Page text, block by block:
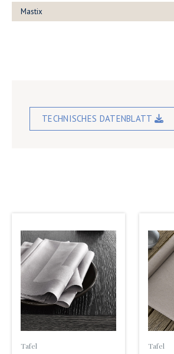
Mastix
TECHNISCHES DATENBLATT
Tafel Tafel